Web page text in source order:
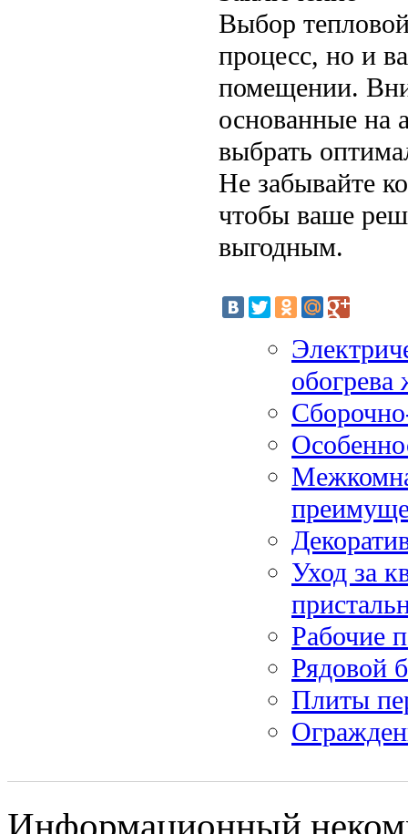
Выбор
процесс, но и
помещении.
основанные на
выбрать
Не забывайте
чтобы ваше
выгодным.
Уход за
Рабочие
Рядовой
Плиты